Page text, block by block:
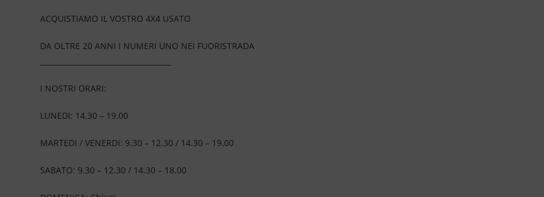
ACQUISTIAMO IL VOSTRO 4X4 USATO
DA OLTRE 20 ANNI I NUMERI UNO NEI FUORISTRADA
I NOSTRI ORARI:
LUNEDI: 14.30 – 19.00
MARTEDI / VENERDI: 9.30 – 12.30 / 14.30 – 19.00
SABATO: 9.30 – 12.30 / 14.30 – 18.00